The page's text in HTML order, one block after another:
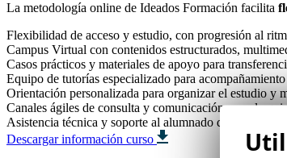
La metodología online de Ideados Formación facilita
Flexibilidad de acceso y estudio, con progresión al
Campus Virtual con contenidos estructurados,
Casos prácticos y materiales de apoyo para
Equipo de tutorías especializado para
Orientación personalizada para organizar el estudio y
Canales ágiles de consulta y comunicación con el
Asistencia técnica y soporte al alumnado durante toda
Descargar información curso